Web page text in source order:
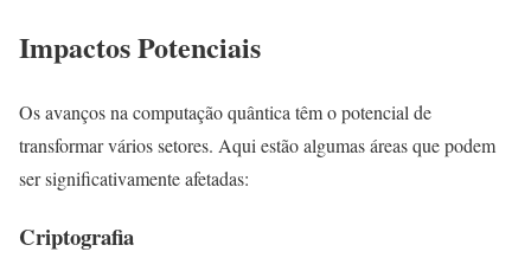
Impactos Potenciais
Os avanços na computação quântica têm o potencial de
transformar vários setores. Aqui estão algumas áreas que podem
ser significativamente afetadas:
Criptografia